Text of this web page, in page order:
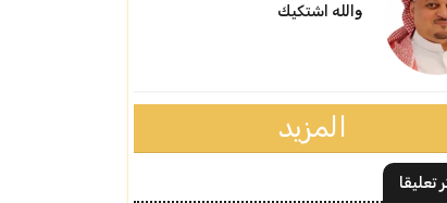
والله اشتكيك
المزيد
تعليقا